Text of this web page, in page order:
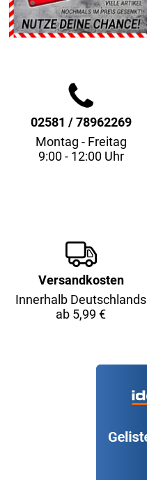
02581 / 78962269
Montag - Freitag
9:00 - 12:00 Uhr
Versandkosten
Innerhalb Deutschlands
ab 5,99 €